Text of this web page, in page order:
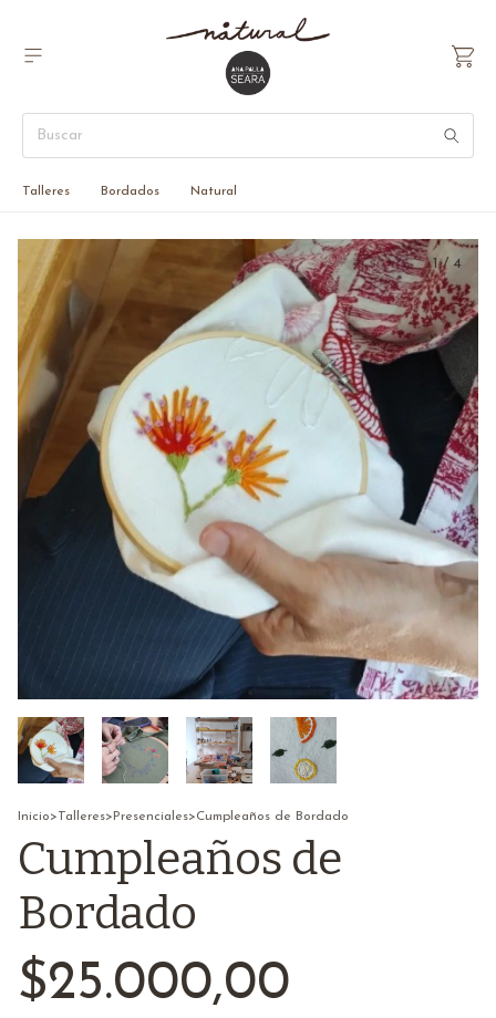
Talleres Bordados Natural
1 / 4
Inicio>Talleres> Presenciales>Cumpleaños de Bordado
Cumpleaños de
Bordado
$25.000,00